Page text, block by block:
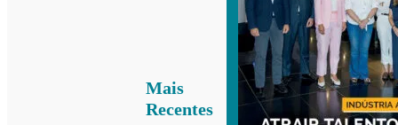
Mais
Recentes